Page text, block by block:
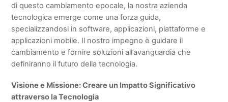
di questo cambiamento epocale, la nostra azienda
tecnologica emerge come una forza guida,
specializzandosi in software, applicazioni, piattaforme e
applicazioni mobile. Il nostro impegno è guidare il
cambiamento e fornire soluzioni all’avanguardia che
definiranno il futuro della tecnologia.
Visione e Missione: Creare un Impatto Significativo
attraverso la Tecnologia